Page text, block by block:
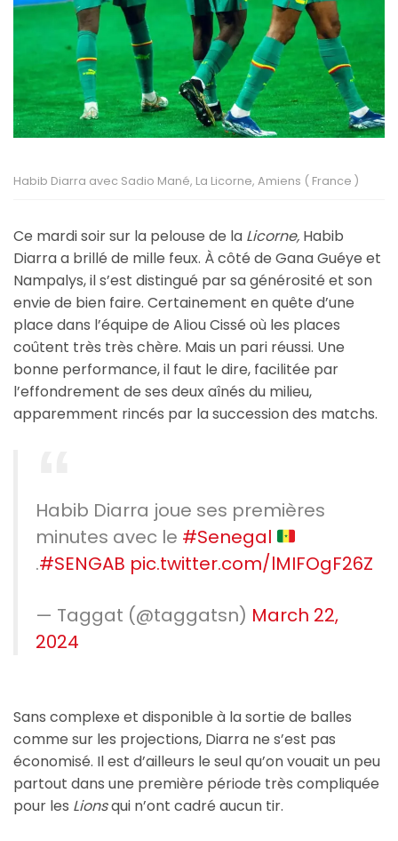
Habib Diarra avec Sadio Mané, La Licorne, Amiens ( France )
Ce mardi soir sur la pelouse de la Licorne, Habib
Diarra a brillé de mille feux. À côté de Gana Guéye et
Nampalys, il s’est distingué par sa générosité et son
envie de bien faire. Certainement en quête d’une
place dans l’équipe de Aliou Cissé où les places
coûtent très très chère. Mais un pari réussi. Une
bonne performance, il faut le dire, facilitée par
l’effondrement de ses deux aînés du milieu,
apparemment rincés par la succession des matchs.
Habib Diarra joue ses premières
minutes avec le #Senegal
.#SENGAB pic.twitter.com/lMIFOgF26Z
— Taggat (@taggatsn) March 22,
2024
Sans complexe et disponible à la sortie de balles
comme sur les projections, Diarra ne s’est pas
économisé. Il est d’ailleurs le seul qu’on vouait un peu
partout dans une première période très compliquée
pour les Lionsqui n’ont cadré aucun tir.